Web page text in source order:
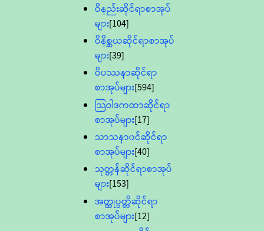
ဝိနည်းဆိုင်ရာစာအုပ်
များ[104]
ဝိနိစ္ဆယဆိုင်ရာစာအုပ်
များ[39]
ဝိပဿနာဆိုင်ရာ
စာအုပ်များ[594]
သြဝါဒကထာဆိုင်ရာ
စာအုပ်များ[17]
သာသနာ၀င်ဆိုင်ရာ
စာအုပ်များ[40]
သုတ္တန်ဆိုင်ရာစာအုပ်
များ[153]
အတ္ထုပ္ပတ္တိဆိုင်ရာ
စာအုပ်များ[12]